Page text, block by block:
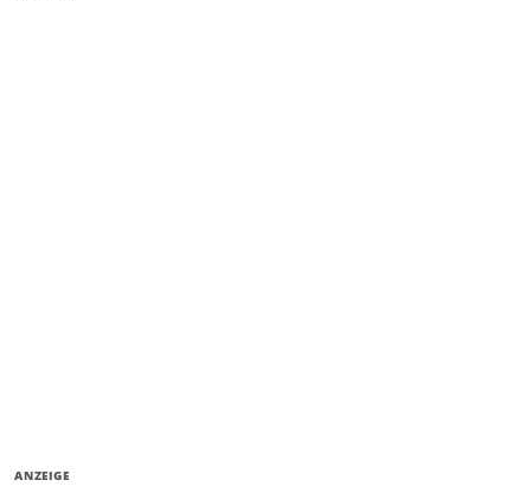
ANZEIGE